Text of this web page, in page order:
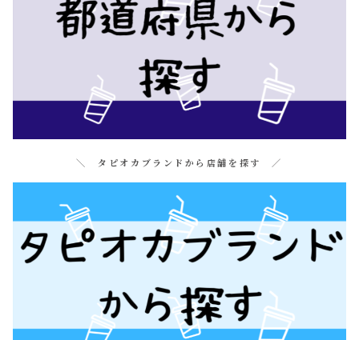
＼ タピオカブランドから店舗を探す ／